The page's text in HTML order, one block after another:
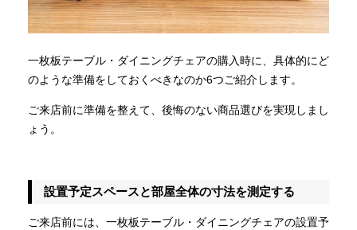
一枚板テーブル・ダイニングチェアの購入時に、具体的にど
のような準備をしておくべきなのか6つご紹介します。
ご来店前に準備を整えて、後悔のない商品選びを実現しまし
ょう。
設置予定スペースと部屋全体の寸法を測定する
ご来店前には、一枚板テーブル・ダイニングチェアの設置予